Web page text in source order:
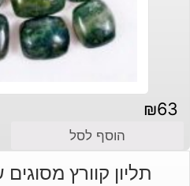
₪63
הוסף לסל
תליון קוורץ